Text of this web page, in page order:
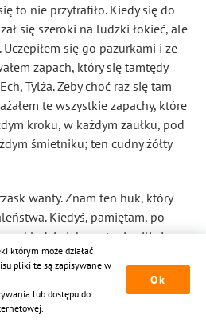
to nie przytrafiło. Kiedy się do
się szeroki na ludzki łokieć, ale
się go pazurkami i ze
zapach, który się tamtędy
Tylża. Żeby choć raz się tam
te wszystkie zapachy, które
kroku, w każdym zaułku, pod
śmietniku; ten cudny żółty
wanty. Znam ten huk, który
Kiedyś, pamiętam, po
jak opętani, wili się
zobaczyłem, a właściwie nie ją,
pleciony i na końcu
falował w rytm fal
jej później przez wiele
którym może działać
pliki te są zapisywane w
lub dostępu do
Ok